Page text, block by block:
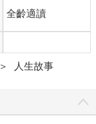
全齡適讀
＞ 人生故事